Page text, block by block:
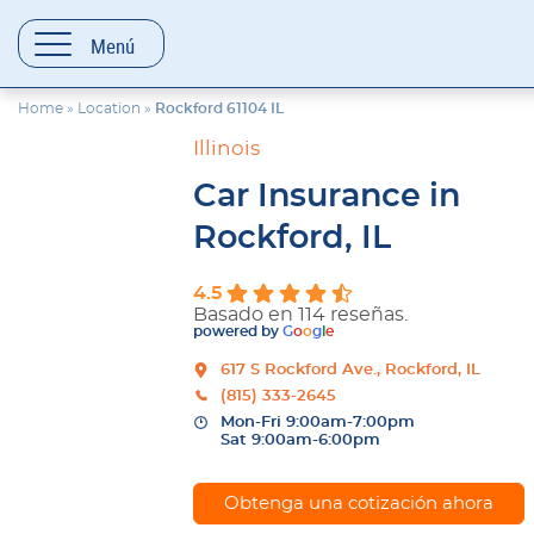
contenido
Menú
Home » Location » Rockford 61104 IL
Illinois
Car Insurance in
Rockford, IL
4.5
Basado en 114 reseñas.
powered by Goog e
617 S Rockford Ave., Rockford, IL
(815) 333-2645
Mon-Fri 9:00am-7:00pm
Sat 9:00am-6:00pm
Obtenga una cotización ahora